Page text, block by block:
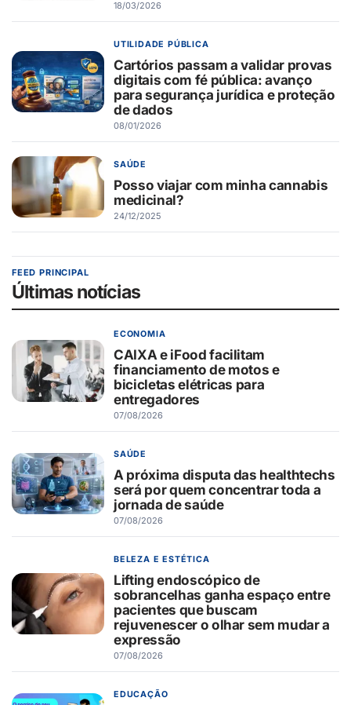
18/03/2026
UTILIDADE PÚBLICA
Cartórios passam a validar provas
digitais com fé pública: avanço
para segurança jurídica e proteção
de dados
08/01/2026
SAÚDE
Posso viajar com minha cannabis
medicinal?
24/12/2025
FEED PRINCIPAL
Últimas notícias
ECONOMIA
CAIXA e iFood facilitam
financiamento de motos e
bicicletas elétricas para
entregadores
07/08/2026
SAÚDE
A próxima disputa das healthtechs
será por quem concentrar toda a
jornada de saúde
07/08/2026
BELEZA E ESTÉTICA
Lifting endoscópico de
sobrancelhas ganha espaço entre
pacientes que buscam
rejuvenescer o olhar sem mudar a
expressão
07/08/2026
EDUCAÇÃO